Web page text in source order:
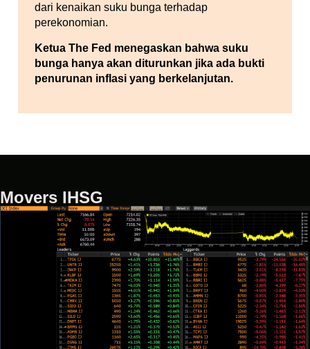
dari kenaikan suku bunga terhadap
perekonomian.
Ketua The Fed menegaskan bahwa suku
bunga hanya akan diturunkan jika ada bukti
penurunan inflasi yang berkelanjutan.
Movers IHSG